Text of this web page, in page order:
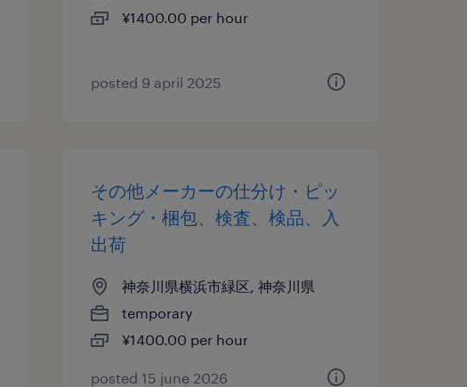
¥1400.00 per hour
posted 9 april 2025
その他メーカーの仕分け・ピッ
キング・梱包、検査、検品、入
出荷
神奈川県横浜市緑区, 神奈川県
temporary
¥1400.00 per hour
posted 15 june 2026